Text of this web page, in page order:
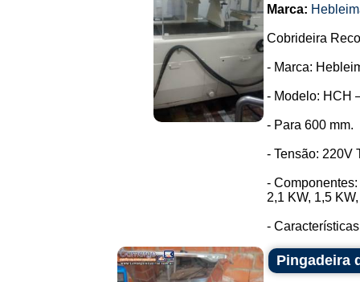
Marca:
Cobrideira
- Marca:
- Modelo: HCH
- Para 600 mm.
- Tensão: 220V
-
2,1 KW, 1,5
-
Pingadeira